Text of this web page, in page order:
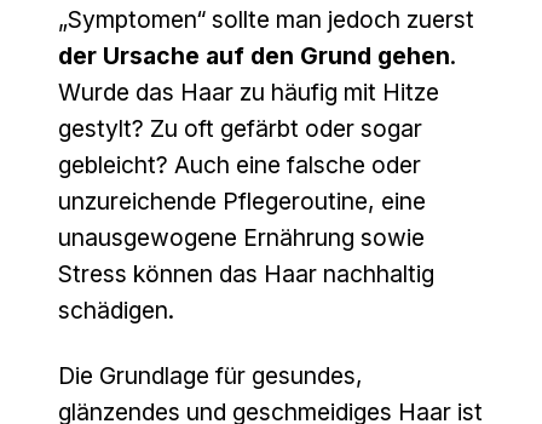
„Symptomen“ sollte man jedoch zuerst
der Ursache auf den Grund gehen.
Wurde das Haar zu häufig mit Hitze
gestylt? Zu oft gefärbt oder sogar
gebleicht? Auch eine falsche oder
unzureichende Pflegeroutine, eine
unausgewogene Ernährung sowie
Stress können das Haar nachhaltig
schädigen.
Die Grundlage für gesundes,
glänzendes und geschmeidiges Haar ist